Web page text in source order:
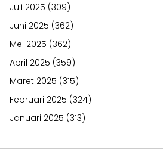
Juli 2025 (309)
Juni 2025 (362)
Mei 2025 (362)
April 2025 (359)
Maret 2025 (315)
Februari 2025 (324)
Januari 2025 (313)